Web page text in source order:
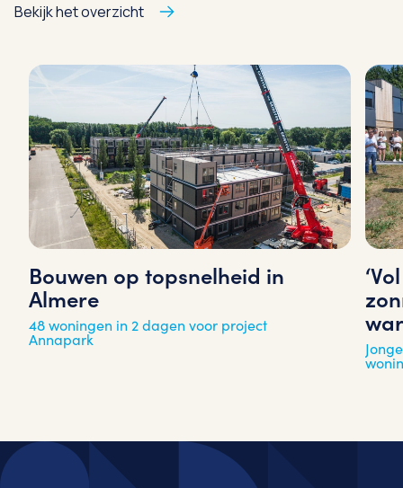
Bekijk het overzicht
Bouwen op topsnelheid in
Almere
48 woningen in 2 dagen voor project
Annapark